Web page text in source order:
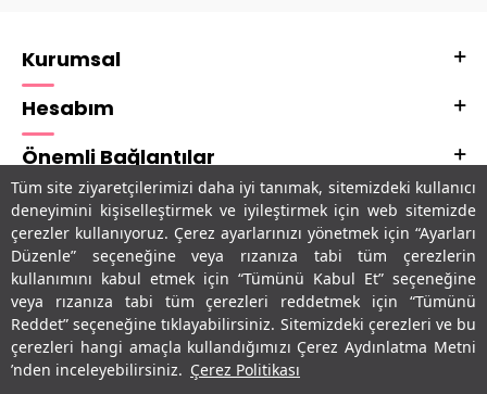
Tüm site ziyaretçilerimizi daha iyi tanımak, sitemizdeki kullanıcı
deneyimini kişiselleştirmek ve iyileştirmek için web sitemizde
çerezler kullanıyoruz. Çerez ayarlarınızı yönetmek için “Ayarları
Düzenle” seçeneğine veya rızanıza tabi tüm çerezlerin
kullanımını kabul etmek için “Tümünü Kabul Et” seçeneğine
veya rızanıza tabi tüm çerezleri reddetmek için “Tümünü
Reddet” seçeneğine tıklayabilirsiniz. Sitemizdeki çerezleri ve bu
çerezleri hangi amaçla kullandığımızı Çerez Aydınlatma Metni
’nden inceleyebilirsiniz. Çerez Politikası
Kurumsal
Hesabım
Önemli Bağlantılar
Adres & İletişim
Uygulamalarımız